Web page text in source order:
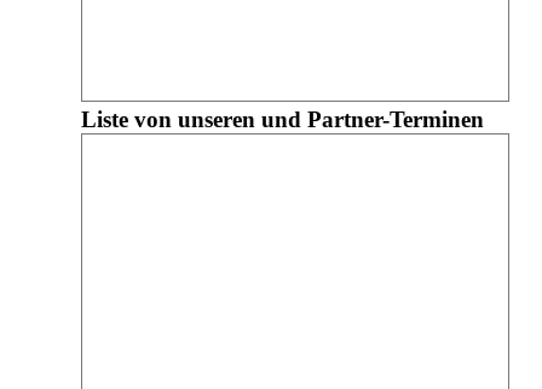
Liste von unseren und Partner-Terminen